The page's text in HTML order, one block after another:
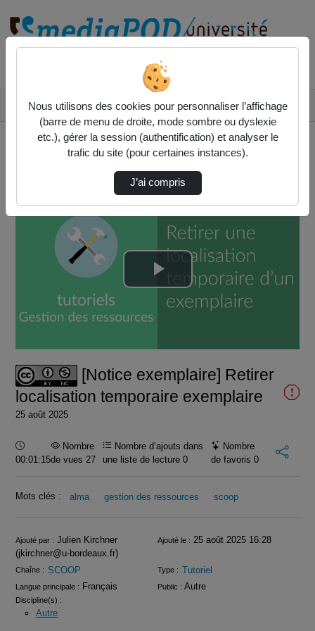
[Notice exemplaire] Retirer localisation tem…
Lire
vidéo
[Notice exemplaire] Retirer
localisation temporaire exemplaire
25 août 2025
Durée :
00:01:15
Nombre
de vues 27
Nombre d’ajouts dans
une liste de lecture0
Nombre
de favoris 0
Mots clés : alma gestion des ressources scoop
Infos
Ajouté par : Julien Kirchner
(jkirchner@u-bordeaux.fr)
Ajouté le : 25 août 2025 16:28
Chaîne : SCOOP Type : Tutoriel
Langue principale : Français Public : Autre
Discipline(s) :
Autre
Nous utilisons des cookies pour personnaliser l’affichage
(barre de menu de droite, mode sombre ou dyslexie
etc.), gérer la session (authentification) et analyser le
trafic du site (pour certaines instances).
J’ai compris